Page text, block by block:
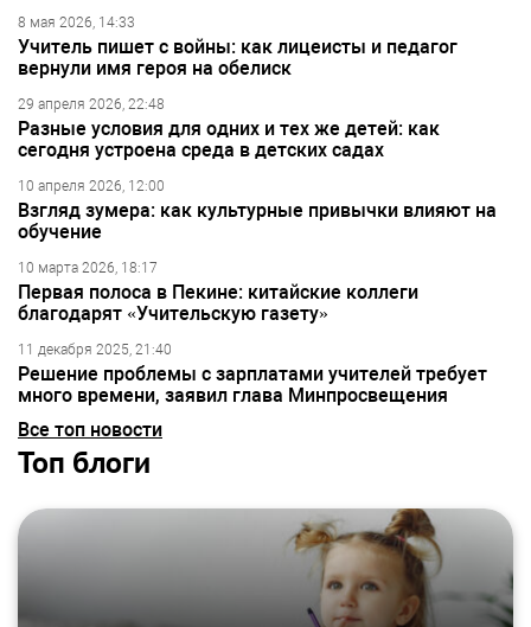
8 мая 2026, 14:33
Учитель пишет с войны: как лицеисты и педагог
вернули имя героя на обелиск
29 апреля 2026, 22:48
Разные условия для одних и тех же детей: как
сегодня устроена среда в детских садах
10 апреля 2026, 12:00
Взгляд зумера: как культурные привычки влияют на
обучение
10 марта 2026, 18:17
Первая полоса в Пекине: китайские коллеги
благодарят «Учительскую газету»
11 декабря 2025, 21:40
Решение проблемы с зарплатами учителей требует
много времени, заявил глава Минпросвещения
Все топ новости
Топ блоги